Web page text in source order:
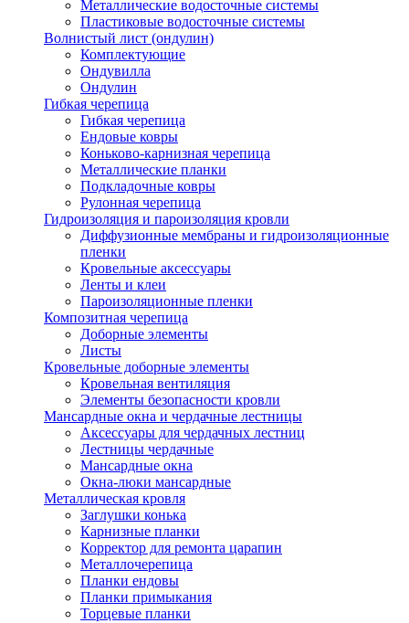
Металлические водосточные системы
Пластиковые водосточные системы
Волнистый лист (ондулин)
Комплектующие
Ондувилла
Ондулин
Гибкая черепица
Гибкая черепица
Ендовые ковры
Коньково-карнизная черепица
Металлические планки
Подкладочные ковры
Рулонная черепица
Гидроизоляция и пароизоляция кровли
Диффузионные мембраны и гидроизоляционные
пленки
Кровельные аксессуары
Ленты и клеи
Пароизоляционные пленки
Композитная черепица
Доборные элементы
Листы
Кровельные доборные элементы
Кровельная вентиляция
Элементы безопасности кровли
Мансардные окна и чердачные лестницы
Аксессуары для чердачных лестниц
Лестницы чердачные
Мансардные окна
Окна-люки мансардные
Металлическая кровля
Заглушки конька
Карнизные планки
Корректор для ремонта царапин
Металлочерепица
Планки ендовы
Планки примыкания
Торцевые планки